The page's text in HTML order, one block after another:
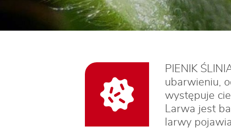
PIENIK
ubarwieniu,
występuje
Larwa jest
larwy